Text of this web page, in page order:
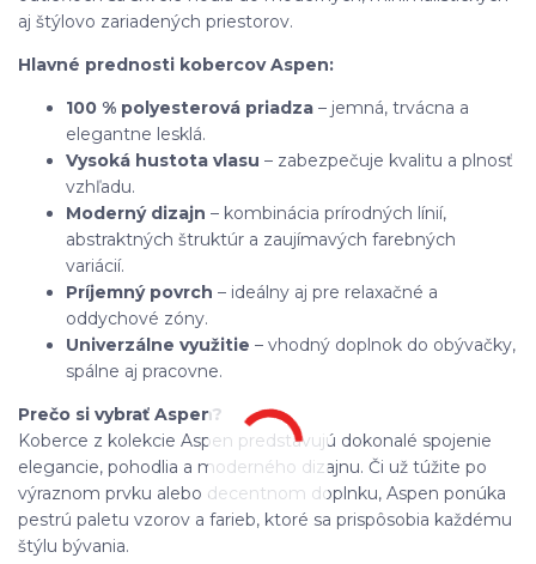
aj štýlovo zariadených priestorov.
Hlavné prednosti kobercov Aspen:
100 % polyesterová priadza – jemná, trvácna a
elegantne lesklá.
Vysoká hustota vlasu – zabezpečuje kvalitu a plnosť
vzhľadu.
Moderný dizajn – kombinácia prírodných línií,
abstraktných štruktúr a zaujímavých farebných
variácií.
Príjemný povrch – ideálny aj pre relaxačné a
oddychové zóny.
Univerzálne využitie – vhodný doplnok do obývačky,
spálne aj pracovne.
Prečo si vybrať Aspen?
Koberce z kolekcie Aspen predstavujú dokonalé spojenie
elegancie, pohodlia a moderného dizajnu. Či už túžite po
výraznom prvku alebo decentnom doplnku, Aspen ponúka
pestrú paletu vzorov a farieb, ktoré sa prispôsobia každému
štýlu bývania.